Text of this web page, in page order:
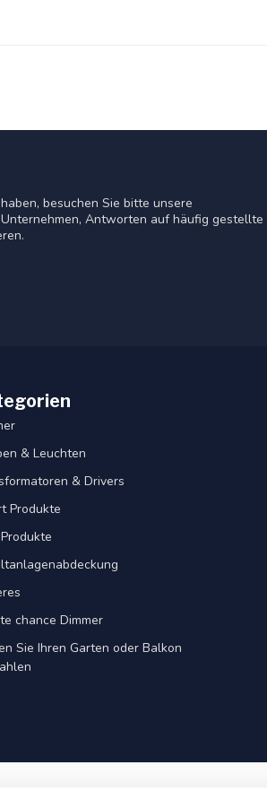
besuchen Sie bitte unsere
Antworten auf häufig gestellte
& Leuchten
& Drivers
Produkte
chance Dimmer
Sie Ihren Garten oder Balkon